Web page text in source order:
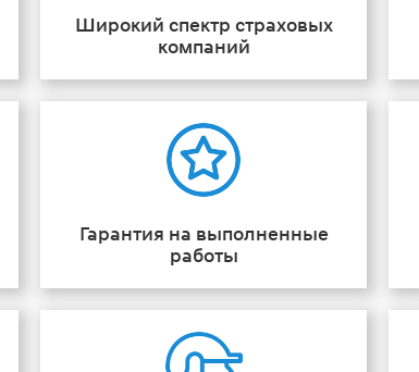
Широкий спектр страховых
компаний
Гарантия на выполненные
работы